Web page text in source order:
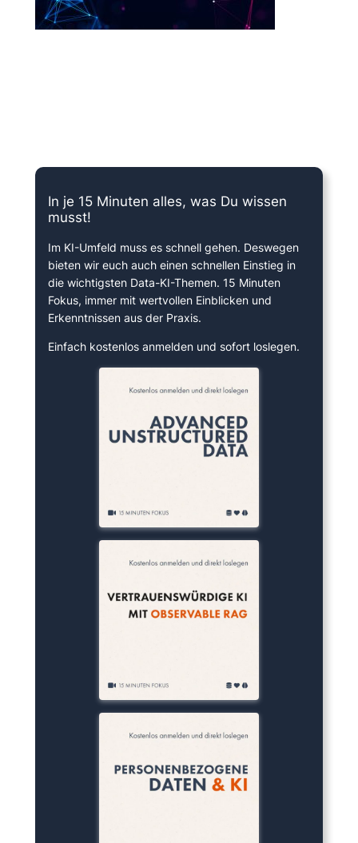
In je 15 Minuten alles, was Du wissen
musst!
Im KI-Umfeld muss es schnell gehen. Deswegen
bieten wir euch auch einen schnellen Einstieg in
die wichtigsten Data-KI-Themen. 15 Minuten
Fokus, immer mit wertvollen Einblicken und
Erkenntnissen aus der Praxis.
Einfach kostenlos anmelden und sofort loslegen.